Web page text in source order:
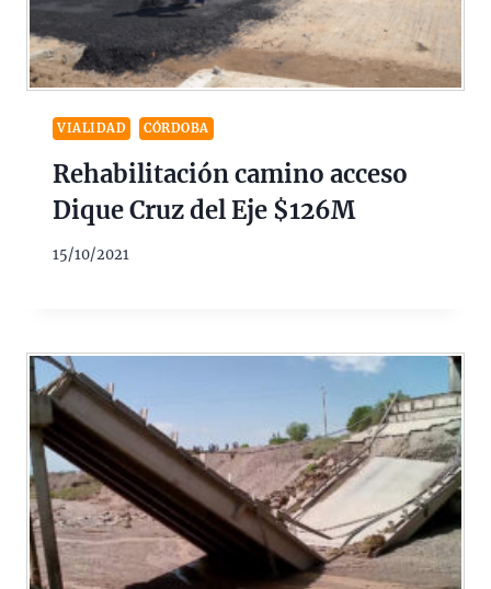
VIALIDAD CÓRDOBA
Rehabilitación camino acceso
Dique Cruz del Eje $126M
15/10/2021